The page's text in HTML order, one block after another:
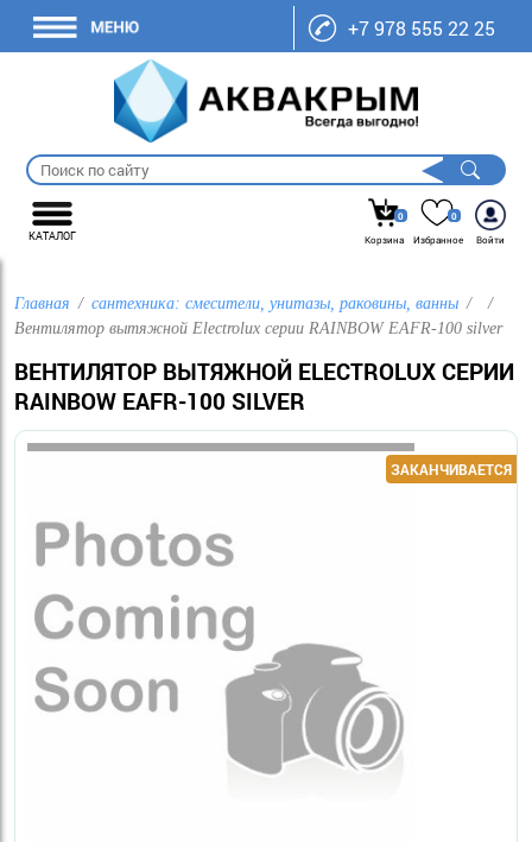
+7 978 555 22 25
КАТАЛОГ
0
Корзина
0
Избранное
Войти
Главная
сантехника: смесители, унитазы, раковины, ванны
Вентилятор вытяжной Electrolux серии RAINBOW EAFR-100 silver
ВЕНТИЛЯТОР ВЫТЯЖНОЙ ELECTROLUX СЕРИИ
RAINBOW EAFR-100 SILVER